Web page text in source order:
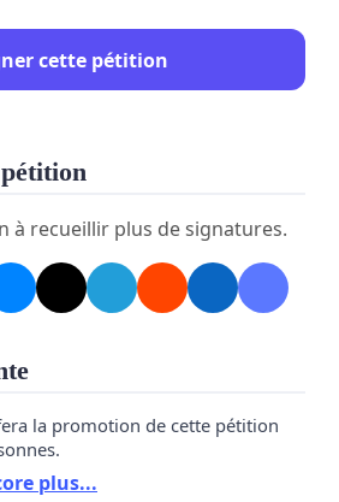
cette pétition
à recueillir plus de signatures.
la promotion de cette pétition
plus...